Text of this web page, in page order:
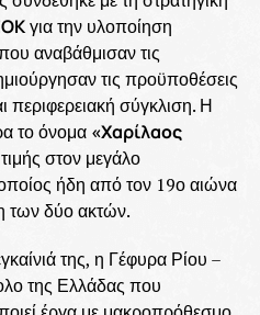
για την υλοποίηση
αναβάθμισαν τις
τις προϋποθέσεις
περιφερειακή σύγκλιση. Η
το όνομα «Χαρίλαος
στον μεγάλο
ήδη από τον 19ο αιώνα
των δύο ακτών.
της, η Γέφυρα Ρίου –
της Ελλάδας που